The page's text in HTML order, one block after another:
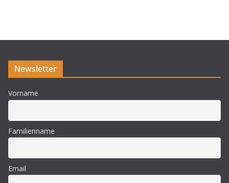
Newsletter
Vorname
Familienname
Email